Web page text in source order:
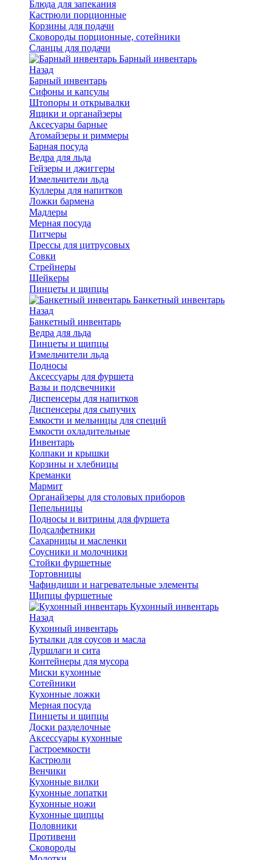
Блюда для запекания
Кастрюли порционные
Корзины для подачи
Сковороды порционные, сотейники
Сланцы для подачи
Барный инвентарь
Назад
Барный инвентарь
Сифоны и капсулы
Штопоры и открывалки
Ящики и органайзеры
Аксесуары барные
Атомайзеры и риммеры
Барная посуда
Ведра для льда
Гейзеры и джиггеры
Измельчители льда
Куллеры для напитков
Ложки бармена
Мадлеры
Мерная посуда
Питчеры
Прессы для цитрусовых
Совки
Стрейнеры
Шейкеры
Пинцеты и щипцы
Банкетный инвентарь
Назад
Банкетный инвентарь
Ведра для льда
Пинцеты и щипцы
Измельчители льда
Подносы
Аксессуары для фуршета
Вазы и подсвечники
Диспенсеры для напитков
Диспенсеры для сыпучих
Емкости и мельницы для специй
Емкости охладительные
Инвентарь
Колпаки и крышки
Корзины и хлебницы
Креманки
Мармит
Органайзеры для столовых приборов
Пепельницы
Подносы и витрины для фуршета
Подсалфетники
Сахарницы и масленки
Соусники и молочники
Стойки фуршетные
Тортовницы
Чафиндиши и нагревательные элементы
Щипцы фуршетные
Кухонный инвентарь
Назад
Кухонный инвентарь
Бутылки для соусов и масла
Дуршлаги и сита
Контейнеры для мусора
Миски кухонные
Сотейники
Кухонные ложки
Мерная посуда
Пинцеты и щипцы
Доски разделочные
Аксессуары кухонные
Гастроемкости
Кастрюли
Венчики
Кухонные вилки
Кухонные лопатки
Кухонные ножи
Кухонные щипцы
Половники
Противени
Сковороды